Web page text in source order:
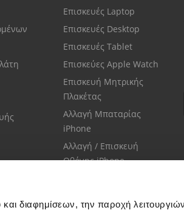
διαφημίσεων, την παροχή λειτουργιών
Επισκευές Laptop
Επισκευές Desktop
Επισκευές Tablet
Επισκεύες Apple Watch
Επισκευή Μητρικής
Πλακέτας
Αλλαγή Μπαταρίας
iPhone
Αλλαγή / Επισκευή
Οθόνης iPhone